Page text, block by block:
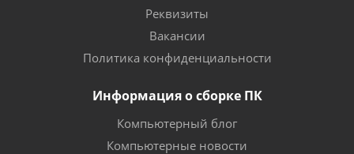
Реквизиты
Вакансии
Политика конфиденциальности
Информация о сборке ПК
Компьютерный блог
Компьютерные новости